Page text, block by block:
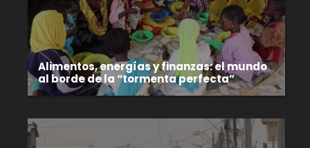
Alimentos, energías y finanzas: el mundo
al borde de la “tormenta perfecta”